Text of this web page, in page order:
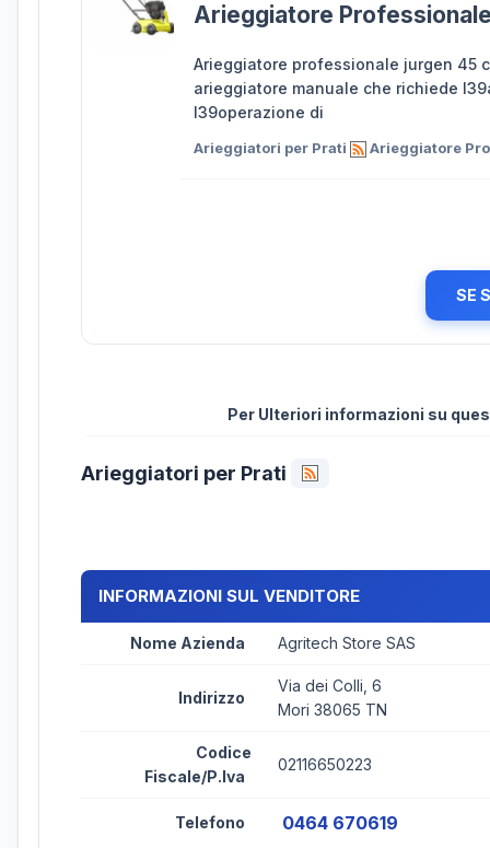
Arieggiatore
Arieggiatore professionale jurgen 45
arieggiatore manuale che richiede
l39operazione di
Arieggiatori per Prati Arieggiatore
SE
Per Ulteriori informazioni su
Arieggiatori per Prati
INFORMAZIONI SUL VENDITORE
Nome Azienda Agritech Store SAS
Indirizzo
Via dei Colli, 6
Mori 38065 TN
Codice
Fiscale/P.Iva
02116650223
Telefono 0464 670619